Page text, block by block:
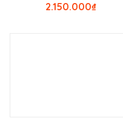
₫
2.150.000